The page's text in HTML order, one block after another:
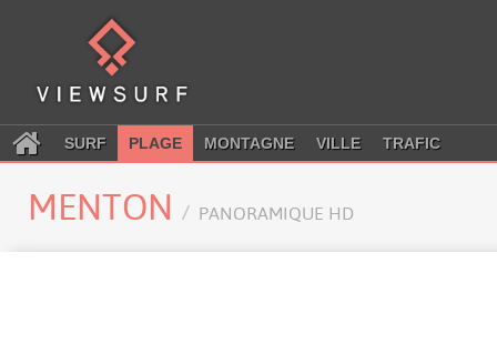
SURF PLAGE MONTAGNE VILLE TRAFIC
MENTON PANORAMIQUE HD